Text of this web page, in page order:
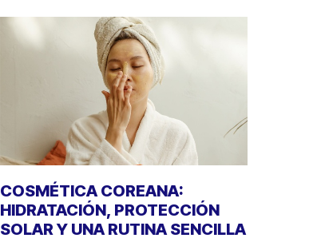
COSMÉTICA COREANA:
HIDRATACIÓN, PROTECCIÓN
SOLAR Y UNA RUTINA SENCILLA